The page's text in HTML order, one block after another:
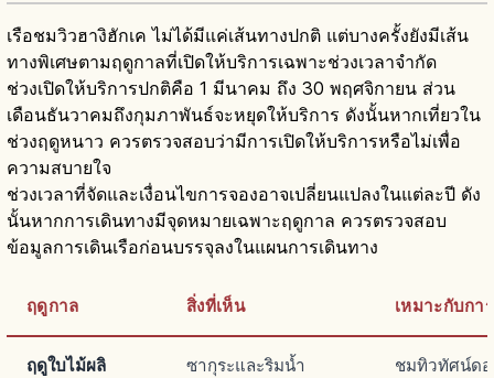
เรือชมวิวฮางิฮักเค ไม่ได้มีแค่เส้นทางปกติ แต่บางครั้งยังมีเส้น
ทางพิเศษตามฤดูกาลที่เปิดให้บริการเฉพาะช่วงเวลาจำกัด
ช่วงเปิดให้บริการปกติคือ 1 มีนาคม ถึง 30 พฤศจิกายน ส่วน
เดือนธันวาคมถึงกุมภาพันธ์จะหยุดให้บริการ ดังนั้นหากเที่ยวใน
ช่วงฤดูหนาว ควรตรวจสอบว่ามีการเปิดให้บริการหรือไม่เพื่อ
ความสบายใจ
ช่วงเวลาที่จัดและเงื่อนไขการจองอาจเปลี่ยนแปลงในแต่ละปี ดัง
นั้นหากการเดินทางมีจุดหมายเฉพาะฤดูกาล ควรตรวจสอบ
ข้อมูลการเดินเรือก่อนบรรจุลงในแผนการเดินทาง
ฤดูกาล สิ่งที่เห็น เหมาะกับกา
ฤดูใบไม้ผลิ ซากุระและริมน้ำ ชมทิวทัศน์ด